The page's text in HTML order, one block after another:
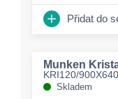
Přidat do
Munken
KRI120/
Skladem